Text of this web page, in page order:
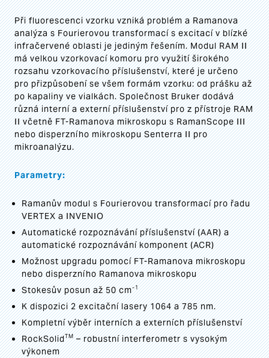
Při fluorescenci vzorku vzniká problém a Ramanova
analýza s Fourierovou transformací s excitací v blízké
infračervené oblasti je jediným řešením. Modul RAM II
má velkou vzorkovací komoru pro využití širokého
rozsahu vzorkovacího příslušenství, které je určeno
pro přizpůsobení se všem formám vzorku: od prášku až
po kapaliny ve vialkách. Společnost Bruker dodává
různá interní a externí příslušenství pro z přístroje RAM
II včetně FT-Ramanova mikroskopu s RamanScope III
nebo disperzního mikroskopu Senterra II pro
mikroanalýzu.
Parametry:
Ramanův modul s Fourierovou transformací pro řadu
VERTEX a INVENIO
Automatické rozpoznávání příslušenství (AAR) a
automatické rozpoznávání komponent (ACR)
Možnost upgradu pomocí FT-Ramanova mikroskopu
nebo disperzního Ramanova mikroskopu
Stokesův posun až 50 cm-1
K dispozici 2 excitační lasery 1064 a 785 nm.
Kompletní výběr interních a externích příslušenství
RockSolidTM– robustní interferometr s vysokým
výkonem